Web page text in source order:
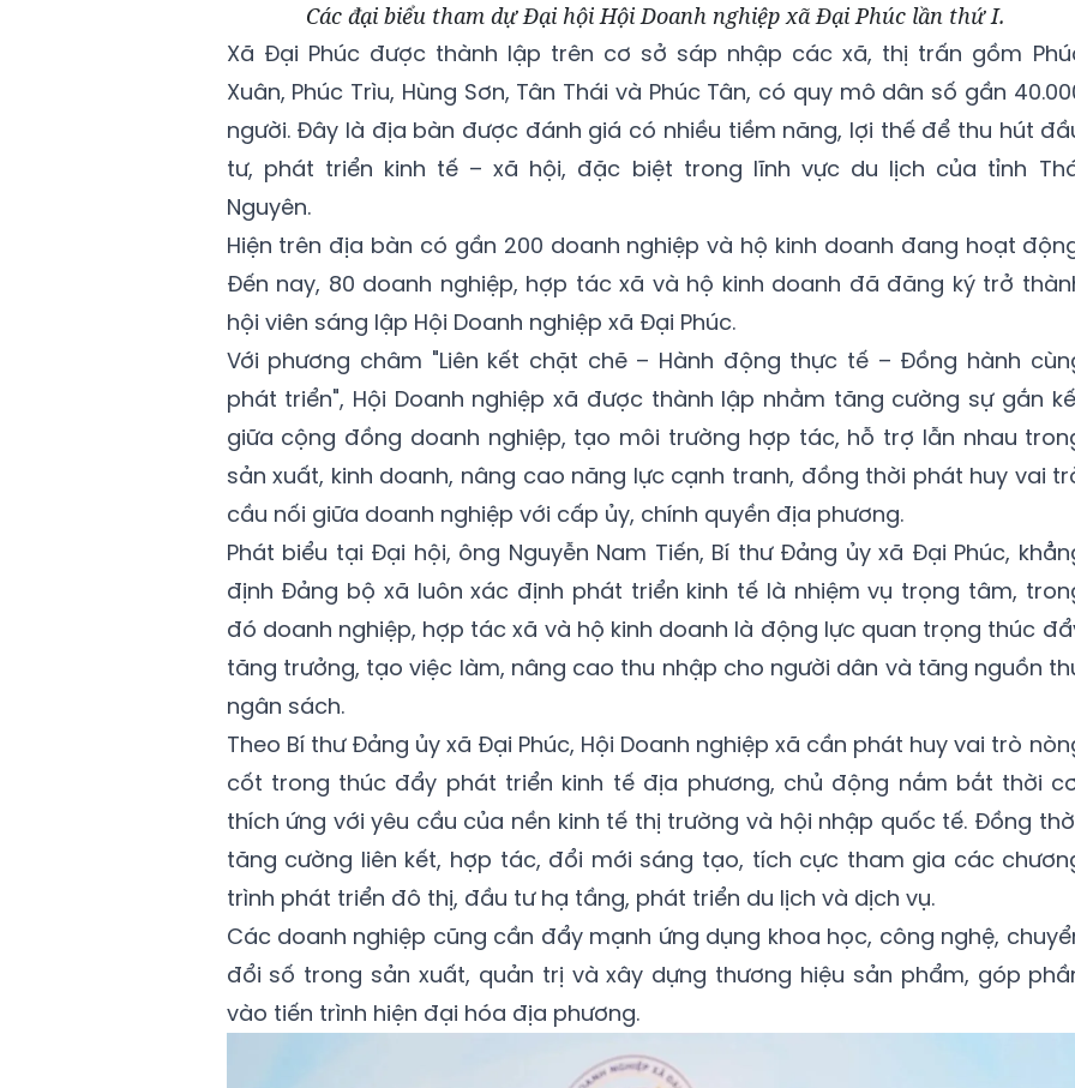
Các đại biểu tham dự Đại hội Hội Doanh nghiệp xã Đại Phúc lần thứ I.
Xã Đại Phúc được thành lập trên cơ sở sáp nhập các xã, thị trấn gồm
Xuân, Phúc Trìu, Hùng Sơn, Tân Thái và Phúc Tân, có quy mô dân số gần
người. Đây là địa bàn được đánh giá có nhiều tiềm năng, lợi thế để thu hút
tư, phát triển kinh tế – xã hội, đặc biệt trong lĩnh vực du lịch của tỉnh
Nguyên.
Hiện trên địa bàn có gần 200 doanh nghiệp và hộ kinh doanh đang hoạt
Đến nay, 80 doanh nghiệp, hợp tác xã và hộ kinh doanh đã đăng ký trở
hội viên sáng lập Hội Doanh nghiệp xã Đại Phúc.
Với phương châm "Liên kết chặt chẽ – Hành động thực tế – Đồng hành
phát triển", Hội Doanh nghiệp xã được thành lập nhằm tăng cường sự gắn
giữa cộng đồng doanh nghiệp, tạo môi trường hợp tác, hỗ trợ lẫn nhau
sản xuất, kinh doanh, nâng cao năng lực cạnh tranh, đồng thời phát huy vai
cầu nối giữa doanh nghiệp với cấp ủy, chính quyền địa phương.
Phát biểu tại Đại hội, ông Nguyễn Nam Tiến, Bí thư Đảng ủy xã Đại Phúc,
định Đảng bộ xã luôn xác định phát triển kinh tế là nhiệm vụ trọng tâm,
đó doanh nghiệp, hợp tác xã và hộ kinh doanh là động lực quan trọng thúc
tăng trưởng, tạo việc làm, nâng cao thu nhập cho người dân và tăng nguồn
ngân sách.
Theo Bí thư Đảng ủy xã Đại Phúc, Hội Doanh nghiệp xã cần phát huy vai trò
cốt trong thúc đẩy phát triển kinh tế địa phương, chủ động nắm bắt thời
thích ứng với yêu cầu của nền kinh tế thị trường và hội nhập quốc tế. Đồng
tăng cường liên kết, hợp tác, đổi mới sáng tạo, tích cực tham gia các
trình phát triển đô thị, đầu tư hạ tầng, phát triển du lịch và dịch vụ.
Các doanh nghiệp cũng cần đẩy mạnh ứng dụng khoa học, công nghệ,
đổi số trong sản xuất, quản trị và xây dựng thương hiệu sản phẩm, góp
vào tiến trình hiện đại hóa địa phương.